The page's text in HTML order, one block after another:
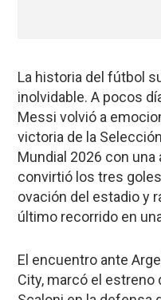
La historia del fútbol
inolvidable. A pocos
Messi volvió a
victoria de la
Mundial 2026 con
convirtió los tres
ovación del estadio y
último recorrido en
El encuentro ante
City, marcó el estreno